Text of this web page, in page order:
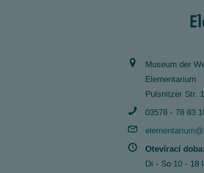
Museum der
Elementarium
Pulsnitzer Str.
03578 - 78 83
Otevírací doba:
Di - So 10 - 18